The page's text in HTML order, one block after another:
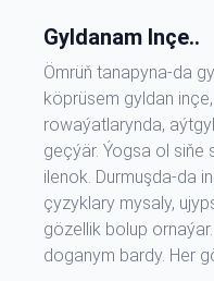
Gyldanam Inçe..
Ömrüň tanapyna-da
köprüsem gyldan
rowaýatlarynda,
geçýär. Ýogsa ol siňe
ilenok. Durmuşda-da
çyzyklary mysaly,
gözellik bolup
doganym bardy. Her